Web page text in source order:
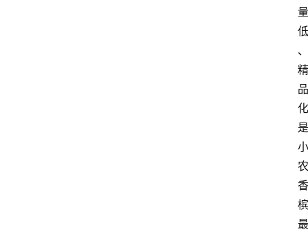
量
低
、
精
品
化
是
小
农
香
槟
最